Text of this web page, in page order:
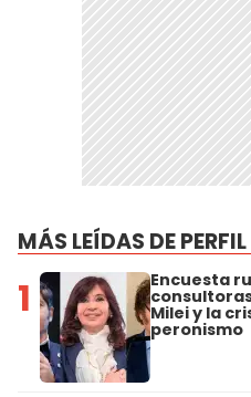
MÁS LEÍDAS DE PERFIL
1 Encuesta
Milei y la
peronismo